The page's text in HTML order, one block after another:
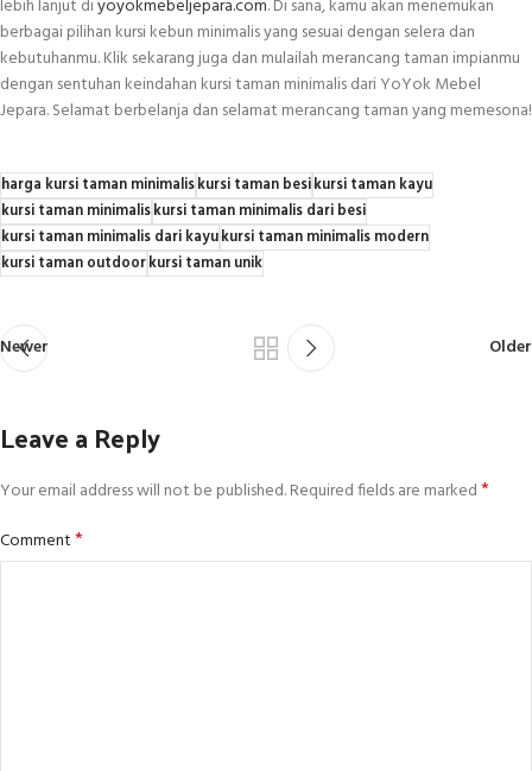
lebih lanjut diyoyokmebeljepara.com. Di sana, kamu akan menemukan
berbagai pilihan kursi kebun minimalis yang sesuai dengan selera dan
kebutuhanmu. Klik sekarang juga dan mulailah merancang taman impianmu
dengan sentuhan keindahan kursi taman minimalis dari YoYok Mebel
Jepara. Selamat berbelanja dan selamat merancang taman yang memesona!
harga kursi taman minimaliskursi taman besikursi taman kayu
kursi taman minimaliskursi taman minimalis dari besi
kursi taman minimalis dari kayukursi taman minimalis modern
kursi taman outdoorkursi taman unik
Newer Older
Leave a Reply
Your email address will not be published.Required fields are marked*
Comment*